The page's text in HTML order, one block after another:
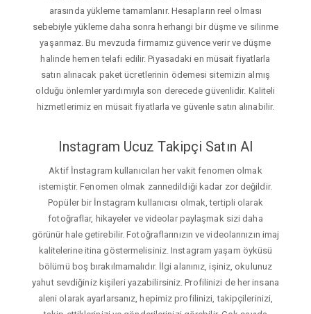
arasında yükleme tamamlanır. Hesapların reel olması
sebebiyle yükleme daha sonra herhangi bir düşme ve silinme
yaşanmaz. Bu mevzuda firmamız güvence verir ve düşme
halinde hemen telafi edilir. Piyasadaki en müsait fiyatlarla
satın alınacak paket ücretlerinin ödemesi sitemizin almış
olduğu önlemler yardımıyla son derecede güvenlidir. Kaliteli
hizmetlerimiz en müsait fiyatlarla ve güvenle satın alınabilir.
Instagram Ucuz Takipçi Satın Al
Aktif İnstagram kullanıcıları her vakit fenomen olmak
istemiştir. Fenomen olmak zannedildiği kadar zor değildir.
Popüler bir İnstagram kullanıcısı olmak, tertipli olarak
fotoğraflar, hikayeler ve videolar paylaşmak sizi daha
görünür hale getirebilir. Fotoğraflarınızın ve videolarınızın imaj
kalitelerine itina göstermelisiniz. Instagram yaşam öyküsü
bölümü boş bırakılmamalıdır. İlgi alanınız, işiniz, okulunuz
yahut sevdiğiniz kişileri yazabilirsiniz. Profilinizi de her insana
aleni olarak ayarlarsanız, hepimiz profilinizi, takipçilerinizi,